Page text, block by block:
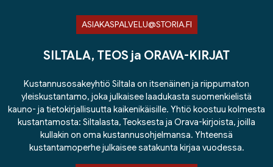
ASIAKASPALVELU@STORIA.FI
SILTALA, TEOS ja ORAVA-KIRJAT
Kustannusosakeyhtiö Siltala on itsenäinen ja riippumaton
yleiskustantamo, joka julkaisee laadukasta suomenkielistä
kauno- ja tietokirjallisuutta kaikenikäisille. Yhtiö koostuu kolmesta
kustantamosta: Siltalasta, Teoksesta ja Orava-kirjoista, joilla
kullakin on oma kustannusohjelmansa. Yhteensä
kustantamoperhe julkaisee satakunta kirjaa vuodessa.